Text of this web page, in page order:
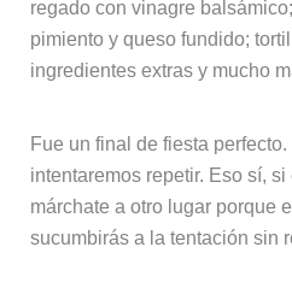
regado con vinagre balsámico;
pimiento y queso fundido;
ingredientes extras y mucho
Fue un final de fiesta
intentaremos repetir. Eso sí,
márchate a otro lugar porque
sucumbirás a la tentación sin